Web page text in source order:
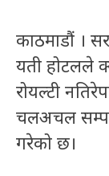
काठमाडौं ।
यती होटलले
रोयल्टी
चलअचल
गरेको छ।